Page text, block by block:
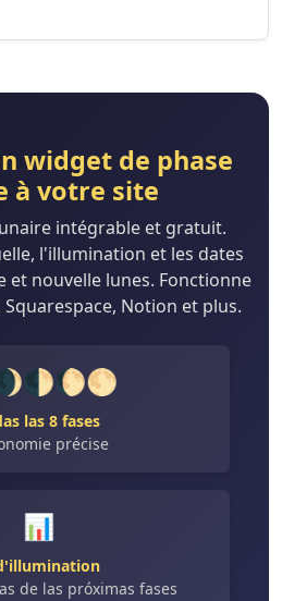
widget de phase
à votre site
intégrable et gratuit.
l'illumination et les dates
et nouvelle lunes. Fonctionne
Notion et plus.
las 8 fases
précise
📊
de las próximas fases